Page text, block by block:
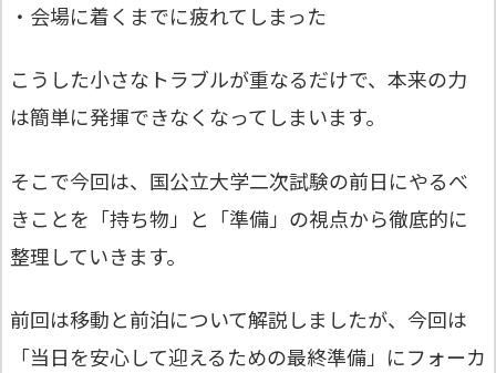
・会場に着くまでに疲れてしまった
こうした小さなトラブルが重なるだけで、本来の力
は簡単に発揮できなくなってしまいます。
そこで今回は、国公立大学二次試験の前日にやるべ
きことを「持ち物」と「準備」の視点から徹底的に
整理していきます。
前回は移動と前泊について解説しましたが、今回は
「当日を安心して迎えるための最終準備」にフォーカ